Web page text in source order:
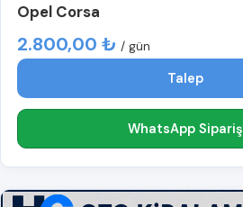
Opel Corsa
2.800,00 ₺ / gün
Talep
WhatsApp Sipariş